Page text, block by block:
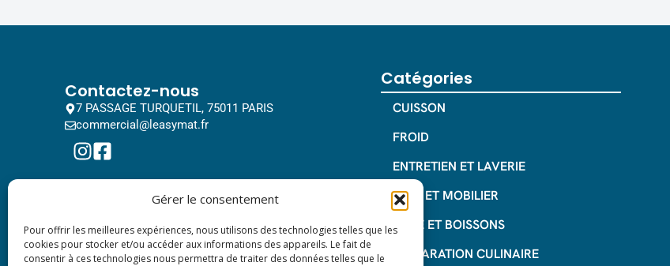
Gérer le consentement
Pour offrir les meilleures expériences, nous utilisons des technologies telles que les
cookies pour stocker et/ou accéder aux informations des appareils. Le fait de
consentir à ces technologies nous permettra de traiter des données telles que le
Contactez-nous
7 PASSAGE TURQUETIL, 75011 PARIS
commercial@leasymat.fr
Catégories
CUISSON
FROID
ENTRETIEN ET LAVERIE
INOX ET MOBILIER
CAFE ET BOISSONS
PREPARATION CULINAIRE